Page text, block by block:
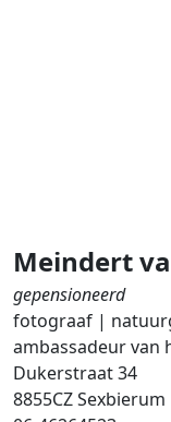
Meindert
gepensioneerd
fotograaf |
ambassadeur van
Dukerstraat 34
8855CZ Sexbierum